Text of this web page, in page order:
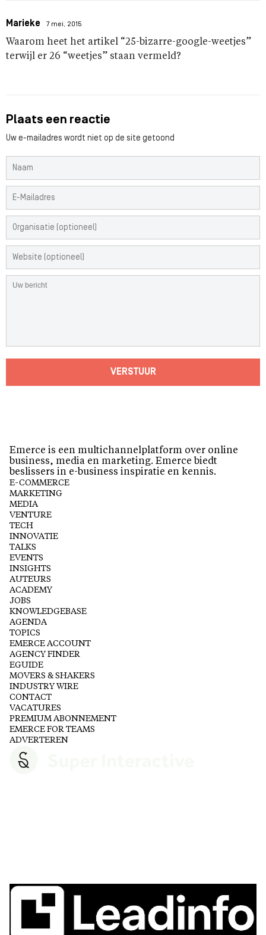
Marieke 7 mei, 2015
Waarom heet het artikel “25-bizarre-google-weetjes”
terwijl er 26 “weetjes” staan vermeld?
Plaats een reactie
Uw e-mailadres wordt niet op de site getoond
VERSTUUR
Emerce is een multichannelplatform over online
business, media en marketing. Emerce biedt
beslissers in e-business inspiratie en kennis.
E-COMMERCE
MARKETING
MEDIA
VENTURE
TECH
INNOVATIE
TALKS
EVENTS
INSIGHTS
AUTEURS
ACADEMY
JOBS
KNOWLEDGEBASE
AGENDA
TOPICS
EMERCE ACCOUNT
AGENCY FINDER
EGUIDE
MOVERS & SHAKERS
INDUSTRY WIRE
CONTACT
VACATURES
PREMIUM ABONNEMENT
EMERCE FOR TEAMS
ADVERTEREN